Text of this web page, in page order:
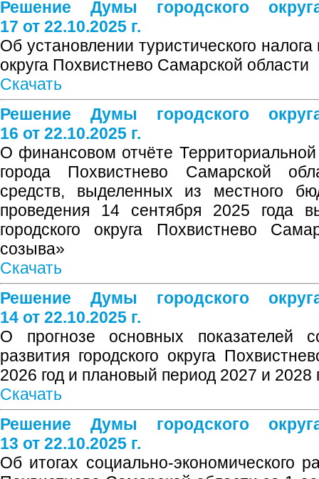
Решение Думы городского
17 от 22.10.2025 г.
Об установлении туристического налога
округа Похвистнево Самарской области
Скачать
Решение Думы городского
16 от 22.10.2025 г.
О финансовом отчёте
города Похвистнево Самарской
средств, выделенных из местного
проведения 14 сентября 2025 года
городского округа Похвистнево
созыва»
Скачать
Решение Думы городского
14 от 22.10.2025 г.
О прогнозе основных показателей
развития городского округа
2026 год и плановый период 2027 и 2028
Скачать
Решение Думы городского
13 от 22.10.2025 г.
Об итогах социально-экономического